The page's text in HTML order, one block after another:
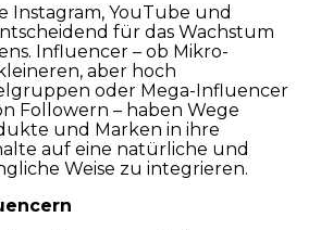
Instagram, YouTube und
für das Wachstum
Influencer – ob Mikro-
aber hoch
oder Mega-Influencer
Followern – haben Wege
und Marken in ihre
auf eine natürliche und
Weise zu integrieren.